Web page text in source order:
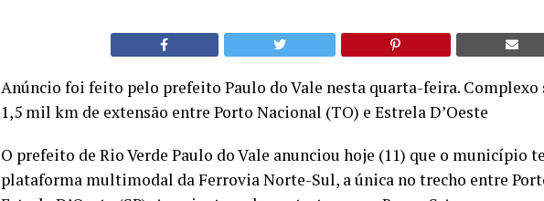
Anúncio foi feito pelo prefeito Paulo do Vale nesta quarta-feira. Complexo
1,5 mil km de extensão entre Porto Nacional (TO) e Estrela D’Oeste
O prefeito de Rio Verde Paulo do Vale anunciou hoje (11) que o município
plataforma multimodal da Ferrovia Norte-Sul, a única no trecho entre